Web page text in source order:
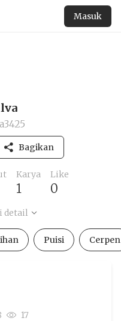
Masuk
Bagikan
Karya
1
Like
0
detail
Puisi Cerpen
17